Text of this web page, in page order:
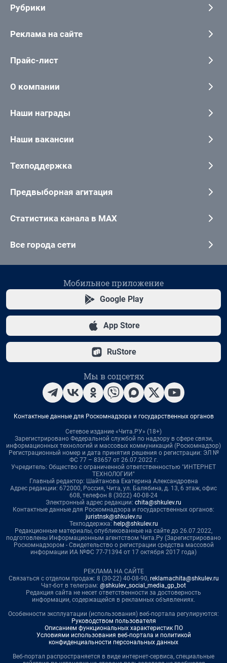
Рубрики
Реклама на сайте
Прайс-лист
О компании
Наши награды
Наши вакансии
Техподдержка
Предвыборная агитация
Статистика канала в MAX
Все города сети
Мобильное приложение
Google Play
App Store
RuStore
Мы в соцсетях
Контактные данные для Роскомнадзора и государственных органов
Сетевое издание «Чита.РУ» (18+)
Зарегистрировано Федеральной службой по надзору в сфере связи,
информационных технологий и массовых коммуникаций (Роскомнадзор)
Регистрационный номер и дата принятия решения о регистрации: ЭЛ №
ФС 77 – 83657 от 26.07.2022 г.
Учредитель: Общество с ограниченной ответственностью "ИНТЕРНЕТ
ТЕХНОЛОГИИ"
Главный редактор: Шайтанова Екатерина Александровна
Адрес редакции: 672000, Россия, Чита, ул. Балябина, д. 13, 6 этаж, офис
608, телефон 8 (3022) 40-08-24
Электронный адрес редакции: chita@shkulev.ru
Контактные данные для Роскомнадзора и государственных органов:
juristnsk@shkulev.ru
Техподдержка: help@shkulev.ru
Редакционные материалы, опубликованные на сайте до 26.07.2022,
подготовлены Информационным агентством Чита.Ру (Зарегистрировано
Роскомнадзором - Свидетельство о регистрации средства массовой
информации ИА №ФС 77-71394 от 17 октября 2017 года)
РЕКЛАМА НА САЙТЕ
Связаться с отделом продаж: 8 (30-22) 40-08-90, reklamachita@shkulev.ru
Чат-бот в телеграм: @shkulev_social_media_gp_bot
Редакция сайта не несет ответственности за достоверность
информации, содержащейся в рекламных объявлениях.
Особенности эксплуатации (использования) веб-портала регулируются:
Руководством пользователя
Описанием функциональных характеристик ПО
Условиями использования веб-портала и политикой
конфиденциальности персональных данных
Веб-портал распространяется в виде интернет-сервиса, специальные